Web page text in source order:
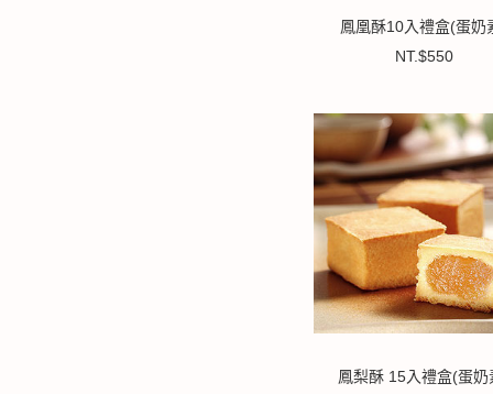
鳳凰酥10入禮盒(蛋奶
NT.$550
鳳梨酥 15入禮盒(蛋奶